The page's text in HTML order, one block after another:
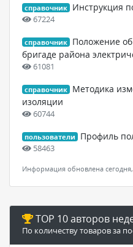
справочник Инструкция
67224
справочник
Положение
бригаде района
61081
справочник
Методика
изоляции
60744
пользователи Профиль
58463
Информация обновлена
TOP 10 авторов
По количеству товаров за